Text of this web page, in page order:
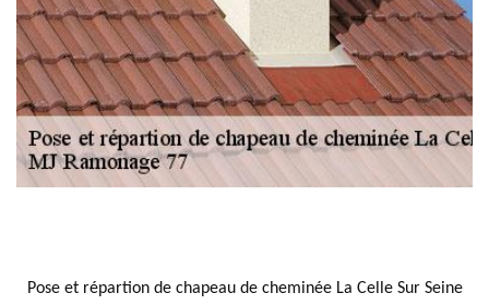
Pose et répartion de chapeau de cheminée La Celle Sur Seine